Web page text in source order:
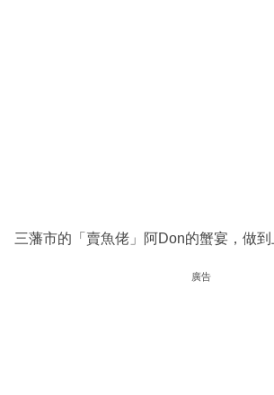
三藩市的「賣魚佬」阿Don的蟹宴，做到
廣告